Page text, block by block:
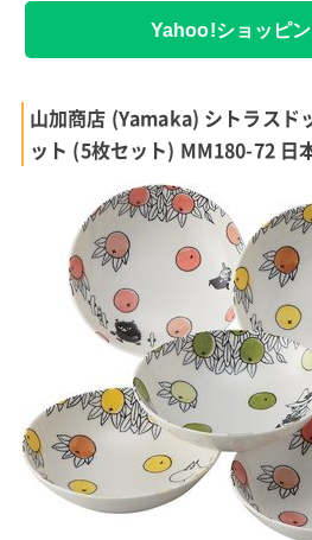
Yahoo!ショッピ
山加商店 (Yamaka) シトラスド
ット (5枚セット) MM180-72 日